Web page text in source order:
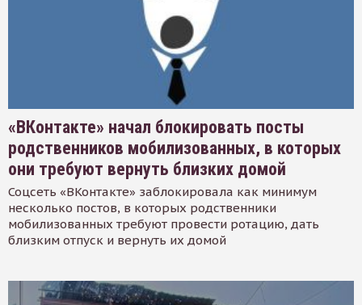
«ВКонтакте» начал блокировать посты
родственников мобилизованных, в которых
они требуют вернуть близких домой
Соцсеть «ВКонтакте» заблокировала как минимум
несколько постов, в которых родственники
мобилизованных требуют провести ротацию, дать
близким отпуск и вернуть их домой